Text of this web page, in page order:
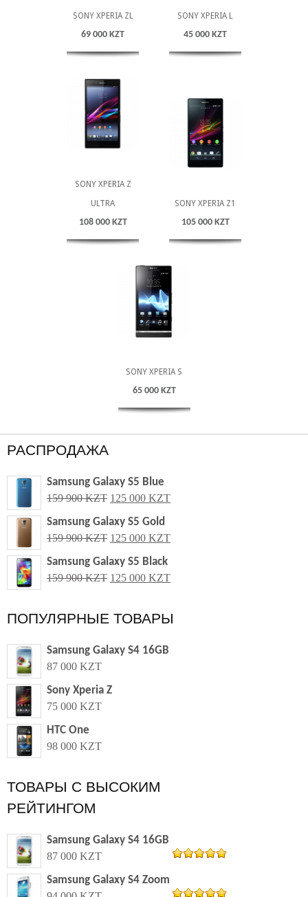
SONY XPERIA ZL
69 000 KZT
SONY XPERIA L
45 000 KZT
SONY XPERIA Z
ULTRA
108 000 KZT
SONY XPERIA Z1
105 000 KZT
SONY XPERIA S
65 000 KZT
РАСПРОДАЖА
Samsung Galaxy S5 Blue
159 900 KZT 125 000 KZT
Samsung Galaxy S5 Gold
159 900 KZT 125 000 KZT
Samsung Galaxy S5 Black
159 900 KZT 125 000 KZT
ПОПУЛЯРНЫЕ ТОВАРЫ
Samsung Galaxy S4 16GB
87 000 KZT
Sony Xperia Z
75 000 KZT
HTC One
98 000 KZT
ТОВАРЫ С ВЫСОКИМ
РЕЙТИНГОМ
Samsung Galaxy S4 16GB
87 000 KZT
Samsung Galaxy S4 Zoom